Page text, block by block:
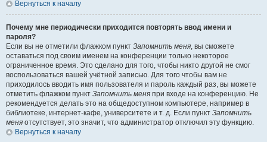
Вернуться к началу
Почему мне периодически приходится повторять ввод имени и
пароля?
Если вы не отметили флажком пункт Запомнить меня, вы сможете
оставаться под своим именем на конференции только некоторое
ограниченное время. Это сделано для того, чтобы никто другой не смог
воспользоваться вашей учётной записью. Для того чтобы вам не
приходилось вводить имя пользователя и пароль каждый раз, вы можете
отметить флажком пункт Запомнить меня при входе на конференцию. Не
рекомендуется делать это на общедоступном компьютере, например в
библиотеке, интернет-кафе, университете и т. д. Если пункт Запомнить
меня отсутствует, это значит, что администратор отключил эту функцию.
Вернуться к началу